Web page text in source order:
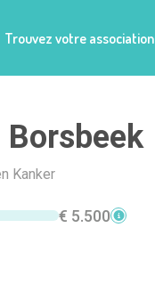
Trouvez votre association
Kanker
€ 5.500